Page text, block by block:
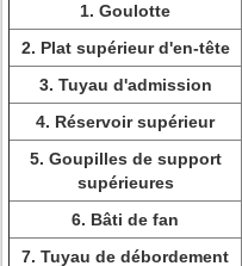
1. Goulotte
2. Plat supérieur d'en-tête
3. Tuyau d'admission
4. Réservoir supérieur
5. Goupilles de support
supérieures
6. Bâti de fan
7. Tuyau de débordement